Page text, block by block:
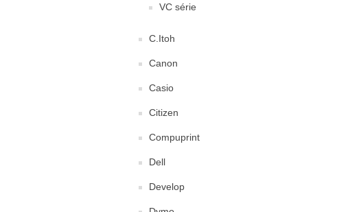
VC série
C.Itoh
Canon
Casio
Citizen
Compuprint
Dell
Develop